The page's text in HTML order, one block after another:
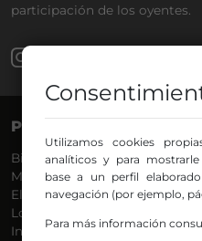
participación de los oyentes.
PROGRAMAS
Bilbosport
Más Música
El Madrugador
Lo Más Nuevo
Informativos
Utilizamos cookies
analíticos y para
base a un perfil
navegación (por ejemplo,
Para más información